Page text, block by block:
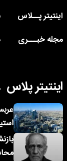
اینتیتر پــلاس
مجله خبـــری
اینتیتر پلاس